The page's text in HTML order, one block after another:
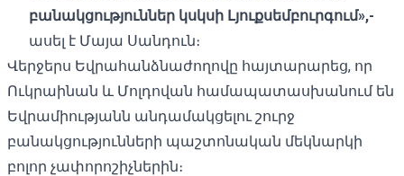
բանակցություններ կսկսի Լյուքսեմբուրգում»,-
ասել է Մայա Սանդուն։
Վերջերս Եվրահանձնաժողովը հայտարարեց, որ
Ուկրաինան և Մոլդովան համապատասխանում են
Եվրամիությանն անդամակցելու շուրջ
բանակցությունների պաշտոնական մեկնարկի
բոլոր չափորոշիչներին։